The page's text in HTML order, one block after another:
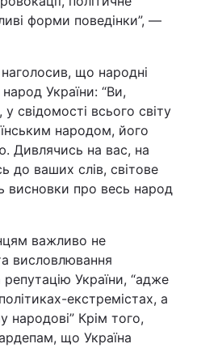
форми поведінки”, —
що народні
України: “Ви,
у свідомості всього світу
народом, його
Дивлячись на вас, на
до ваших слів, світове
висновки про весь народ
важливо не
висловлювання
України, “адже
екстремістах, а
народові” Крім того,
що Україна